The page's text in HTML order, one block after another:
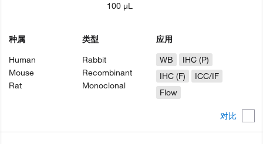
对比
种属
Human
Mouse
Rat
类型
Rabbit
Recombinant
Monoclonal
应用
WB
IHC (P)
IHC (F)
ICC/IF
Flow
100 µL